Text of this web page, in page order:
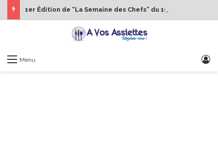
Menu